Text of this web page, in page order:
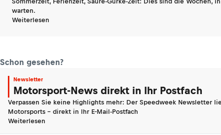
warten.
Weiterlesen
Schon gesehen?
Newsletter
Motorsport-News direkt in Ihr Postfach
Verpassen Sie keine Highlights mehr: Der Speedweek Newsletter
Motorsports - direkt in Ihr E-Mail-Postfach
Weiterlesen